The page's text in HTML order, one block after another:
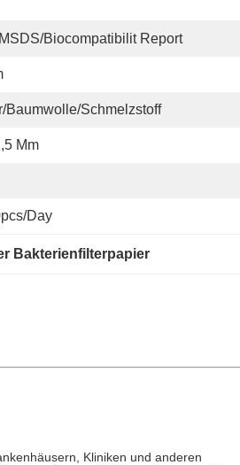
Biocompatibilit Report
Baumwolle/Schmelzstoff
Μm
day
Bakterienfilterpapier
Kliniken und anderen